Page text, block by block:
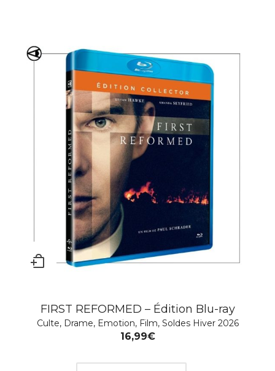
FIRST REFORMED – Édition Blu-ray
Culte, Drame, Emotion, Film, Soldes Hiver 2026
16,99€